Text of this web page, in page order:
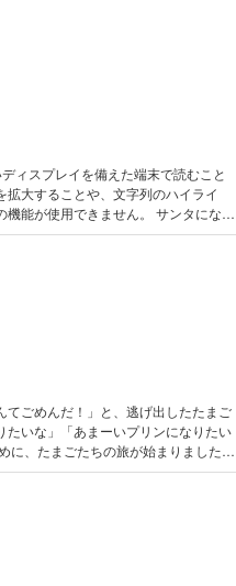
ィスプレイを備えた端末で読むこと
大することや、文字列のハイライ
用できません。 サンタになっ
いさんは、その日からトナカイとく
日は？
てごめんだ！」と、逃げ出したたまご
いな」「あまーいプリンになりたい
に、たまごたちの旅が始まりました。
やって動いたのでしょう？ それは、
まじない」なのですが……。